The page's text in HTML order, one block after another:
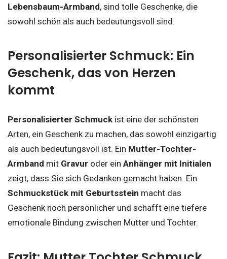
Lebensbaum-Armband, sind tolle Geschenke, die
sowohl schön als auch bedeutungsvoll sind.
Personalisierter Schmuck: Ein
Geschenk, das von Herzen
kommt
Personalisierter Schmuck ist eine der schönsten
Arten, ein Geschenk zu machen, das sowohl einzigartig
als auch bedeutungsvoll ist. Ein Mutter-Tochter-
Armband mit Gravur oder ein Anhänger mit Initialen
zeigt, dass Sie sich Gedanken gemacht haben. Ein
Schmuckstück mit Geburtsstein macht das
Geschenk noch persönlicher und schafft eine tiefere
emotionale Bindung zwischen Mutter und Tochter.